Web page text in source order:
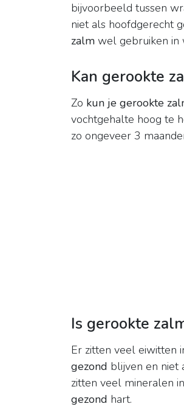
bijvoorbeeld tussen
niet als hoofdgerecht
zalm wel gebruiken in
Kan gerookte
Zo kun je gerookte
vochtgehalte hoog te
zo ongeveer 3
Is gerookte
Er zitten veel eiwitten
gezond blijven en niet
zitten veel mineralen in
gezond hart.